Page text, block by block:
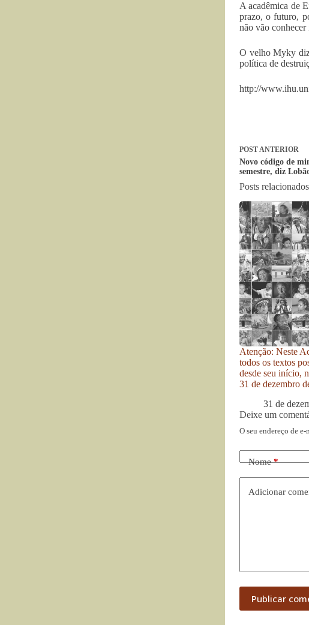
A acadêmica de
prazo, o futuro,
não vão conhecer
O velho Myky
política de
http://
POSTANTERIOR
Novo código de
semestre, diz
Posts relacionados
Atenção: Neste
todos os textos
desde seu início,
31 de dezembro
31 de
Deixe um
O seu endereço de
Nome*
Adicionar
Publicar